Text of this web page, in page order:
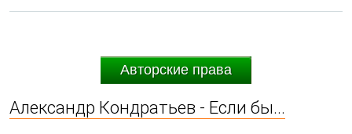
Авторские права
Александр Кондратьев - Если бы...